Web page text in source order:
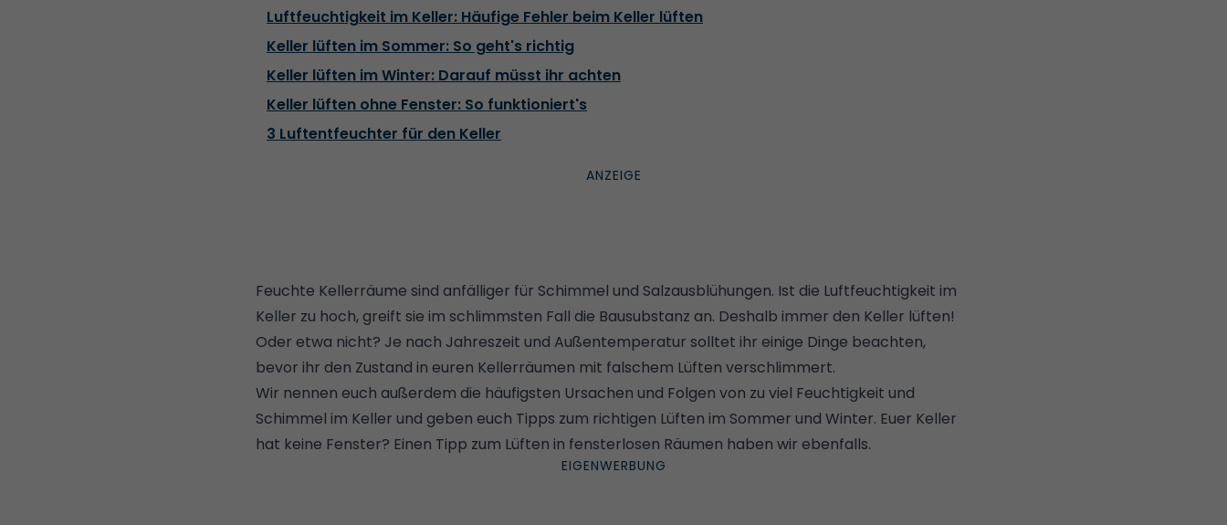
Luftfeuchtigkeit im Keller: Häufige Fehler beim Keller lüften
Keller lüften im Sommer: So geht's richtig
Keller lüften im Winter: Darauf müsst ihr achten
Keller lüften ohne Fenster: So funktioniert's
3 Luftentfeuchter für den Keller
Feuchte Kellerräume sind anfälliger für Schimmel und Salzausblühungen. Ist die Luftfeuchtigkeit im
Keller zu hoch, greift sie im schlimmsten Fall die Bausubstanz an. Deshalb immer den Keller lüften!
Oder etwa nicht? Je nach Jahreszeit und Außentemperatur solltet ihr einige Dinge beachten,
bevor ihr den Zustand in euren Kellerräumen mit falschem Lüften verschlimmert.
Wir nennen euch außerdem die häufigsten Ursachen und Folgen von zu viel Feuchtigkeit und
Schimmel im Keller und geben euch Tipps zum richtigen Lüften im Sommer und Winter. Euer Keller
hat keine Fenster? Einen Tipp zum Lüften in fensterlosen Räumen haben wir ebenfalls.